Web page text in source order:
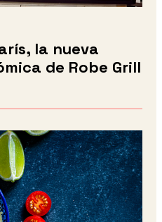
la nueva
de Robe Grill